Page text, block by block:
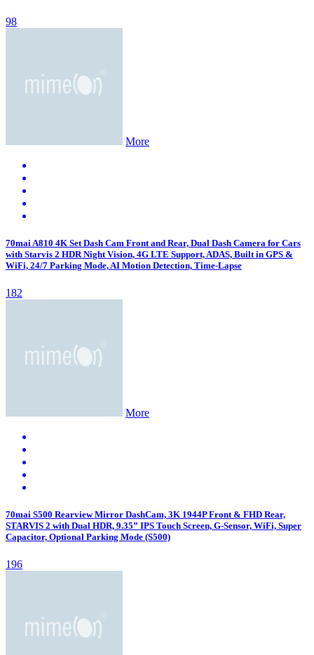
98
More
70mai A810 4K Set Dash Cam Front and Rear, Dual Dash Camera for Cars
with Starvis 2 HDR Night Vision, 4G LTE Support, ADAS, Built in GPS &
WiFi, 24/7 Parking Mode, AI Motion Detection, Time-Lapse
182
More
70mai S500 Rearview Mirror DashCam, 3K 1944P Front & FHD Rear,
STARVIS 2 with Dual HDR, 9.35” IPS Touch Screen, G-Sensor, WiFi, Super
Capacitor, Optional Parking Mode (S500)
196